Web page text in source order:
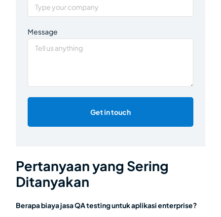
Message
Get in touch
Pertanyaan yang Sering
Ditanyakan
Berapa biaya jasa QA testing untuk aplikasi enterprise?